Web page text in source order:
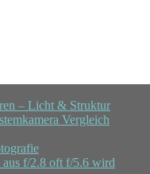
– Licht & Struktur
Vergleich
f/2.8 oft f/5.6 wird